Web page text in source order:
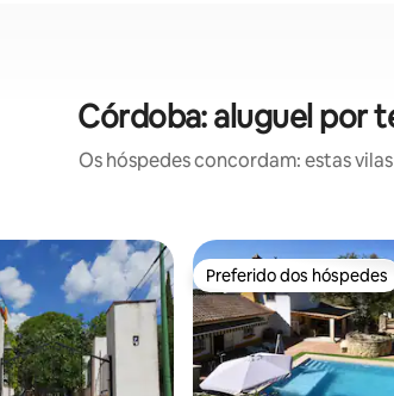
Córdoba: aluguel por
Os hóspedes concordam: estas
Preferido dos hóspedes
Preferido dos hóspedes